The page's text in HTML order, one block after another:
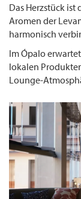
Das Herzstück ist
Aromen der
harmonisch
Im Ópalo
lokalen
Lounge-